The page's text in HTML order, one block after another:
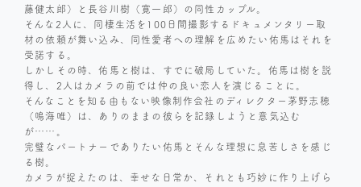
藤健太郎）と長谷川樹（寛一郎）の同性カップル。
そんな2人に、同棲生活を100日間撮影するドキュメンタリー取
材の依頼が舞い込み、同性愛者への理解を広めたい佑馬はそれを
受諾する。
しかしその時、佑馬と樹は、すでに破局していた。佑馬は樹を説
得し、2人はカメラの前では仲の良い恋人を演じることに。
そんなことを知る由もない映像制作会社のディレクター茅野志穂
（鳴海唯）は、ありのままの彼らを記録しようと意気込む
が……。
完璧なパートナーでありたい佑馬とそんな理想に息苦しさを感じ
る樹。
カメラが捉えたのは、幸せな日常か、それとも巧妙に作り上げら